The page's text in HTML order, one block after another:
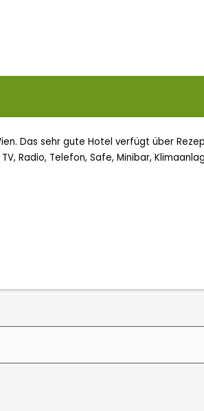
Das sehr gute Hotel verfügt über
Radio, Telefon, Safe, Minibar,